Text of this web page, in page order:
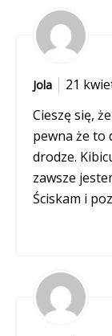
Jola
21
Cieszę się,
pewna że to
drodze.
zawsze
Ściskam i